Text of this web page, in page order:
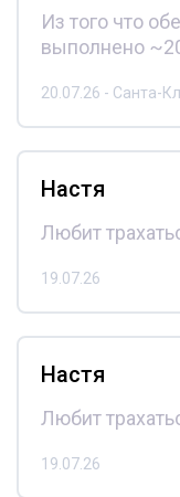
Из того что
выполнено
20.07.26 - Санта-
Настя
Любит
19.07.26
Настя
Любит
19.07.26